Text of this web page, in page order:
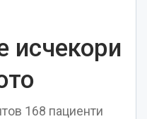
исчекори
168 пациенти